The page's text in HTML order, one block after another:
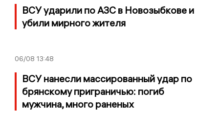
ВСУ ударили по АЗС в Новозыбкове и
убили мирного жителя
06/08 13:48
ВСУ нанесли массированный удар по
брянскому приграничью: погиб
мужчина, много раненых